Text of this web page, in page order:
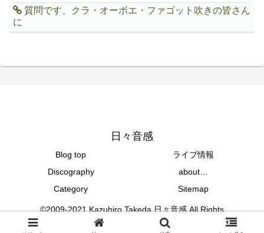
質問です、クラ・オーボエ・ファゴット吹きの皆さん
に
日々音感
Blog top
ライブ情報
Discography
about…
Category
Sitemap
©2009-2021 Kazuhiro Takeda 日々音感 All Rights
Reserved.